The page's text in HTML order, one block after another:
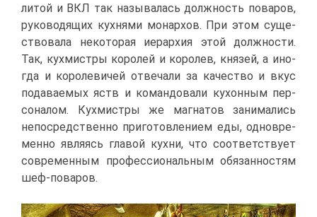
ли­той и ВКЛ так на­зы­ва­лась долж­ность по­ва­ров,
ру­ко­во­дя­щих кух­ня­ми мо­нар­хов. При этом су­ще­
ство­ва­ла неко­то­рая иерар­хия этой долж­но­сти.
Так, кух­ми­ст­ры ко­ро­лей и ко­ро­лев, кня­зей, а ино­
гда и ко­ро­ле­ви­чей от­ве­ча­ли за ка­че­ство и вкус
по­да­ва­е­мых яств и ко­ман­до­ва­ли ку­хон­ным пер­
со­на­лом. Кух­ми­ст­ры же маг­на­тов за­ни­ма­лись
непо­сред­ствен­но при­го­тов­ле­ни­ем еды, од­но­вре­
мен­но яв­ля­ясь гла­вой кух­ни, что со­от­вет­ству­ет
со­вре­мен­ным про­фес­си­о­наль­ным обя­зан­но­стям
шеф-по­ва­ров.